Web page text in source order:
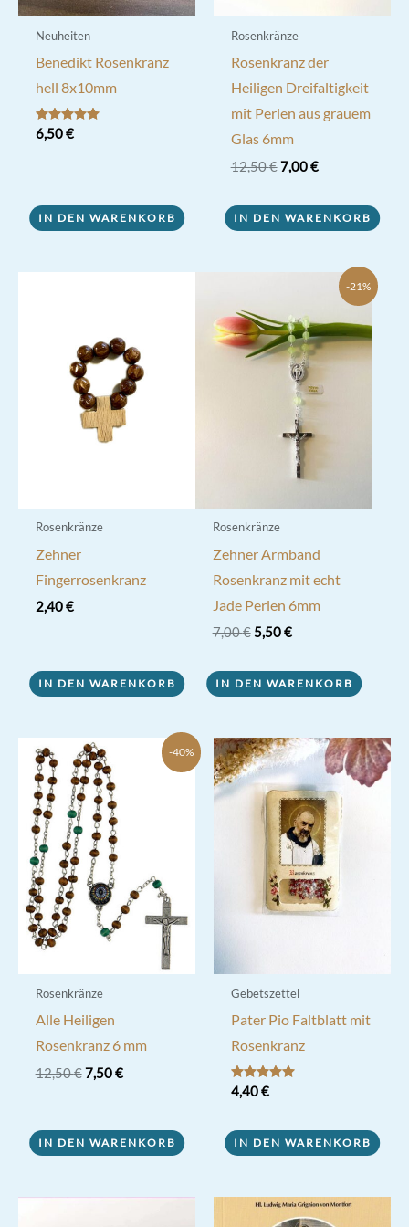
Neuheiten
Benedikt Rosenkranz
hell 8x10mm
Bewertet mit
5.00
6,50€
IN DEN WARENKORB
Rosenkränze
Rosenkranz der
Heiligen Dreifaltigkeit
mit Perlen aus grauem
Glas 6mm
12,50€ Ursprünglicher
12,50 €
7,00€Aktueller
7,00 €.
IN DEN WARENKORB
Rosenkränze
Zehner
Fingerrosenkranz
2,40€
IN DEN WARENKORB
-21%
Rosenkränze
Zehner Armband
Rosenkranz mit echt
Jade Perlen 6mm
7,00€ Ursprünglicher
7,00 €
5,50€Aktueller
5,50 €.
IN DEN WARENKORB
-40%
Rosenkränze
Alle Heiligen
Rosenkranz 6 mm
12,50€ Ursprünglicher
7,50€Aktueller
IN DEN WARENKORB
Gebetszettel
Pater Pio Faltblatt mit
Rosenkranz
Bewertet mit
5.00
4,40€
IN DEN WARENKORB